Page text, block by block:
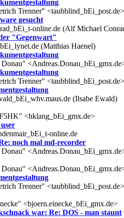
Trenner" <taubblind_bEi_post.de>
gesucht
online.de (Alf Michael
"Gegenwart"
(Matthias Haenel)
Trenner" <taubblind_bEi_post.de>
(Ilsabe Ewald)
<hklang_bEi_gmx.de>
online.de
noch mal md-recorder
Trenner" <taubblind_bEi_post.de>
<bjoern.einecke_bEi_gmx.de>
war: Re: DOS - man staunt